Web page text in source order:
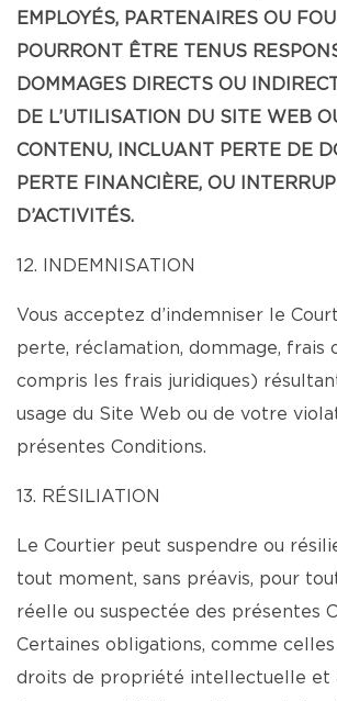
EMPLOYÉS, PARTENAIRES OU
POURRONT ÊTRE TENUS
DOMMAGES DIRECTS OU
DE L’UTILISATION DU SITE WEB
CONTENU, INCLUANT PERTE DE
PERTE FINANCIÈRE, OU
D’ACTIVITÉS.
12. INDEMNISATION
Vous acceptez d’indemniser le
perte, réclamation, dommage, frais
compris les frais juridiques)
usage du Site Web ou de votre
présentes Conditions.
13. RÉSILIATION
Le Courtier peut suspendre ou
tout moment, sans préavis, pour
réelle ou suspectée des présentes
Certaines obligations, comme
droits de propriété intellectuelle et